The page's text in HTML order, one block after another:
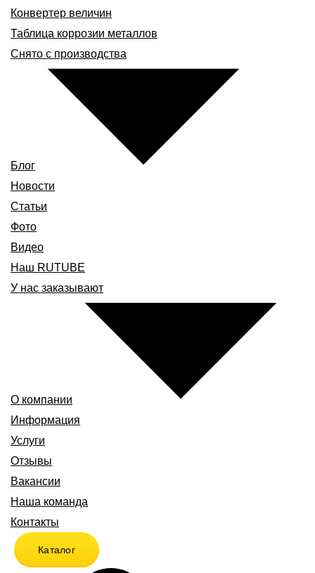
Конвертер величин
Таблица коррозии металлов
Снято с производства
Блог
Новости
Статьи
Фото
Видео
Наш RUTUBE
У нас заказывают
О компании
Информация
Услуги
Отзывы
Вакансии
Наша команда
Контакты
Каталог